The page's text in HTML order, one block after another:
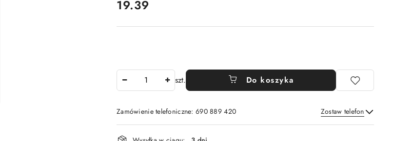
cena:
19.39
szt. Do koszyka
Zamówienie telefoniczne: 690 889 420 Zostaw telefon
Wyślij
Dostępność